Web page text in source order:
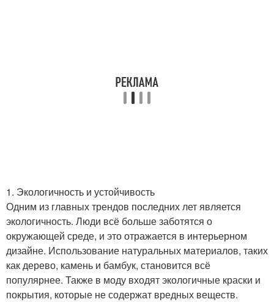
1. Экологичность и устойчивость
Одним из главных трендов последних лет является
экологичность. Люди всё больше заботятся о
окружающей среде, и это отражается в интерьерном
дизайне. Использование натуральных материалов, таких
как дерево, камень и бамбук, становится всё
популярнее. Также в моду входят экологичные краски и
покрытия, которые не содержат вредных веществ.